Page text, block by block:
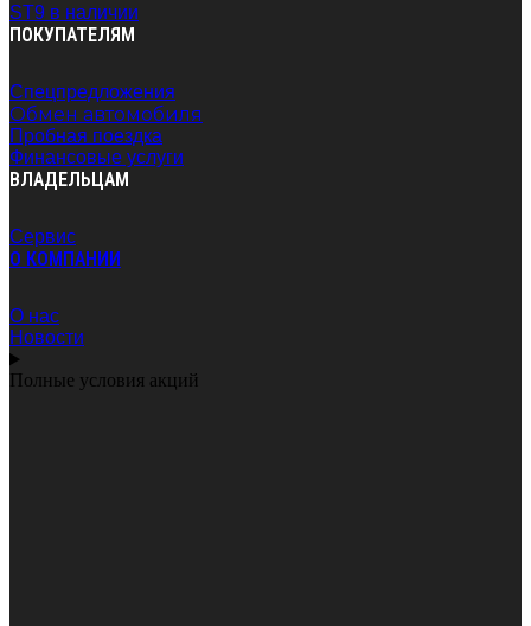
ST9 в наличии
ПОКУПАТЕЛЯМ
Спецпредложения
Обмен автомобиля
Пробная поездка
Финансовые услуги
ВЛАДЕЛЬЦАМ
Сервис
O КОМПАНИИ
О нас
Новости
Полные условия акций